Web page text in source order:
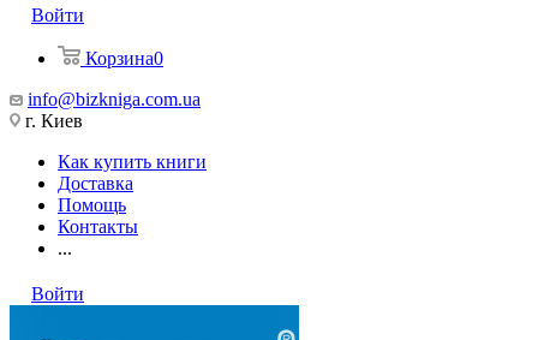
Войти
Корзина0
info@bizkniga.com.ua
г. Киев
Как купить книги
Доставка
Помощь
Контакты
...
Войти